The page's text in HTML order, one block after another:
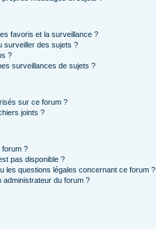
favoris et la surveillance ?
surveiller des sujets ?
?
surveillances de sujets ?
sur ce forum ?
joints ?
forum ?
pas disponible ?
les questions légales concernant ce forum ?
administrateur du forum ?